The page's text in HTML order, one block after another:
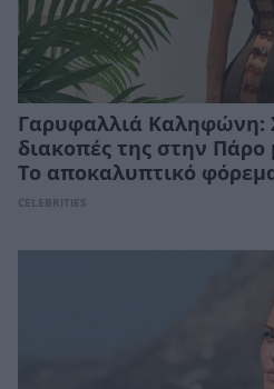
Γαρυφαλλιά Καληφώνη:
διακοπές της στην Πάρο
Το αποκαλυπτικό
CELEBRITIES